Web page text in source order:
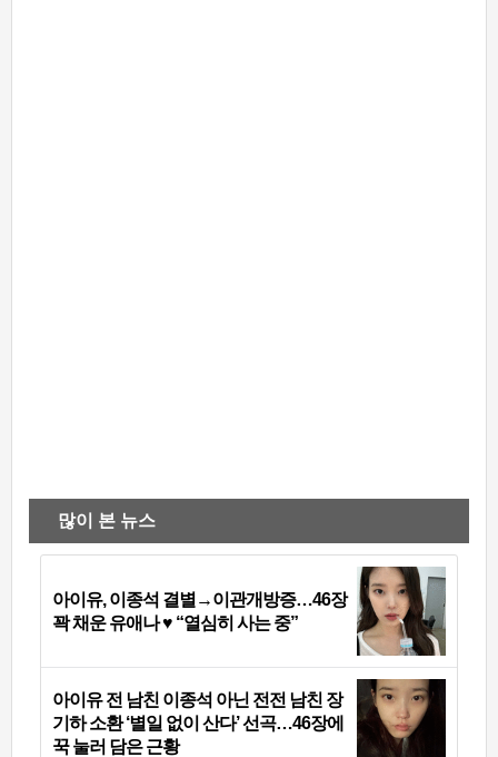
많이 본 뉴스
아이유, 이종석 결별→이관개방증…46장
꽉 채운 유애나 ♥ “열심히 사는 중”
아이유 전 남친 이종석 아닌 전전 남친 장
기하 소환 ‘별일 없이 산다’ 선곡…46장에
꾹 눌러 담은 근황